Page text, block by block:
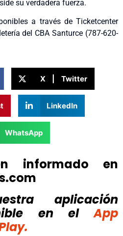
su verdadera fuerza.
a través de Ticketcenter
del CBA Santurce (787-620-
X | Twitter
LinkedIn
WhatsApp
informado en
aplicación
en el
App